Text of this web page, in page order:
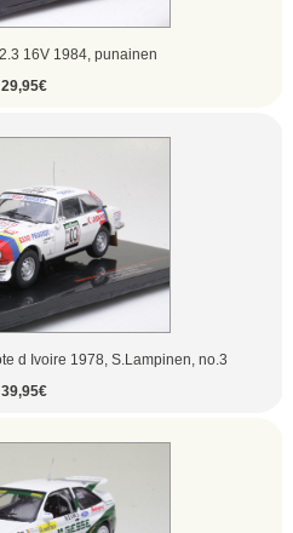
16V 1984, punainen
29,95€
d Ivoire 1978, S.Lampinen, no.3
39,95€